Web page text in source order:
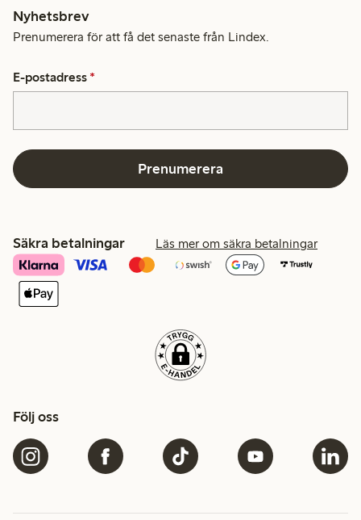
Nyhetsbrev
Prenumerera för att få det senaste från Lindex.
E-postadress *
Prenumerera
Säkra betalningar Läs mer om säkra betalningar
Följ oss